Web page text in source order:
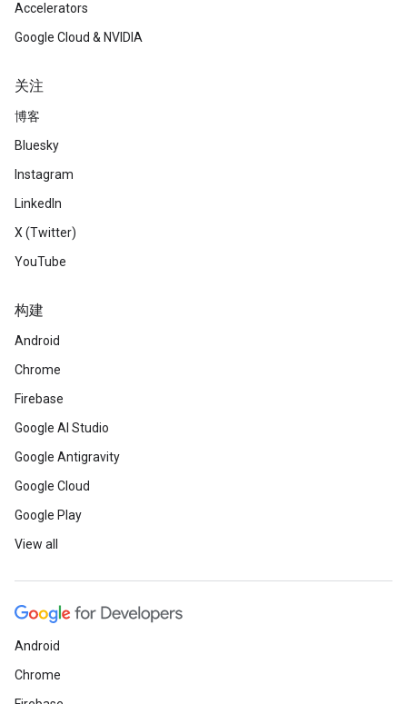
Accelerators
Google Cloud & NVIDIA
关注
博客
Bluesky
Instagram
LinkedIn
X (Twitter)
YouTube
构建
Android
Chrome
Firebase
Google AI Studio
Google Antigravity
Google Cloud
Google Play
View all
Android
Chrome